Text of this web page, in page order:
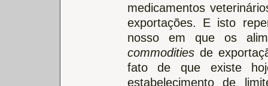
medicamentos
exportações. E isto
nosso em que os
commodities de
fato de que existe
estabelecimento de